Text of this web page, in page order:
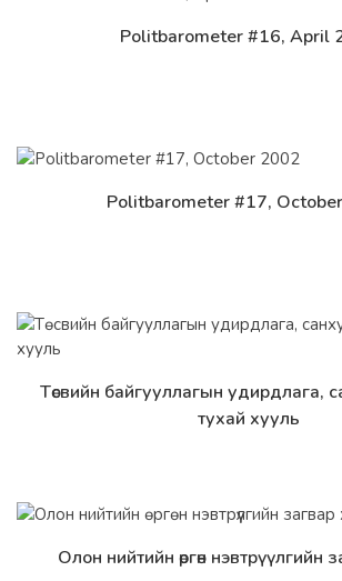
Дэлгэрэнгүй
Politbarometer #16, April
Дэлгэрэнгүй
Politbarometer #17,
Дэлгэрэнгүй
Төсвийн байгууллагын удирдлага,
тухай хууль
Дэлгэрэнгүй
Олон нийтийн өргөн нэвтрүүлгийн